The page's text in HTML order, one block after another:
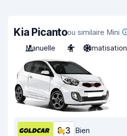
Kia Picantoou similaire Mini
Manuelle
4 Climatisation
8,3 Bien